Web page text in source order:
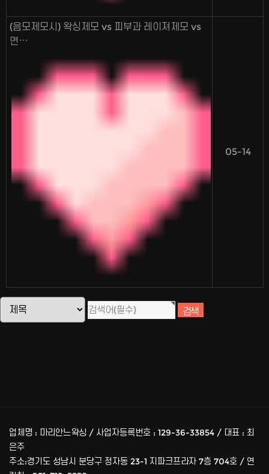
(음모제모시) 왁싱제모 vs 피부과 레이져제모 vs
면…
05-14
업체명 : 마리안느왁싱 / 사업자등록번호 : 129-36-33854 / 대표 : 최
은주
주소:경기도 성남시 분당구 정자동 23-1 지파크프라자 7층 704호 / 연